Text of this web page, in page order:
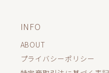
INFO
ABOUT
プライバシーポリシー